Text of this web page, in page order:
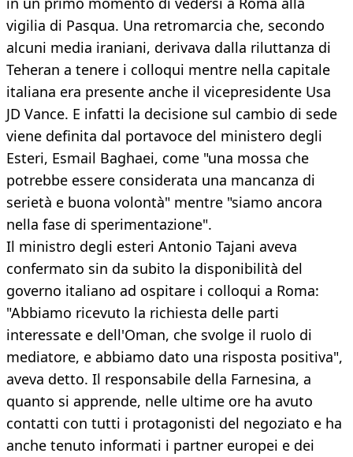
vigilia di Pasqua. Una retromarcia che, secondo
alcuni media iraniani, derivava dalla riluttanza di
Teheran a tenere i colloqui mentre nella capitale
italiana era presente anche il vicepresidente Usa
JD Vance. E infatti la decisione sul cambio di sede
viene definita dal portavoce del ministero degli
Esteri, Esmail Baghaei, come "una mossa che
potrebbe essere considerata una mancanza di
serietà e buona volontà" mentre "siamo ancora
nella fase di sperimentazione".
Il ministro degli esteri Antonio Tajani aveva
confermato sin da subito la disponibilità del
governo italiano ad ospitare i colloqui a Roma:
"Abbiamo ricevuto la richiesta delle parti
interessate e dell'Oman, che svolge il ruolo di
mediatore, e abbiamo dato una risposta positiva",
aveva detto. Il responsabile della Farnesina, a
quanto si apprende, nelle ultime ore ha avuto
contatti con tutti i protagonisti del negoziato e ha
anche tenuto informati i partner europei e dei